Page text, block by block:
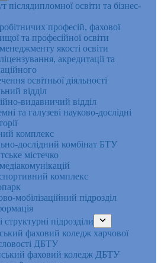
післядипломної освіти та бізнес-
професій, фахової
та професійної освіти
якості освіти
акредитації та
освітньої діяльності
відділ
видавничий відділ
та галузеві науково-дослідні
комплекс
дослідний комбінат БТУ
містечко
комплекс
мобілізаційний підрозділ
структурні підрозділи
фаховий коледж харчової
ДБТУ
фаховий коледж ДБТУ